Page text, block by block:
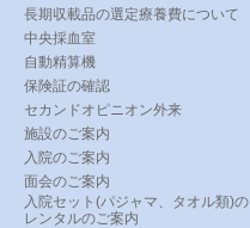
長期収載品の選定療養費について
中央採血室
自動精算機
保険証の確認
セカンドオピニオン外来
施設のご案内
入院のご案内
面会のご案内
入院セット(パジャマ、タオル類)の
レンタルのご案内